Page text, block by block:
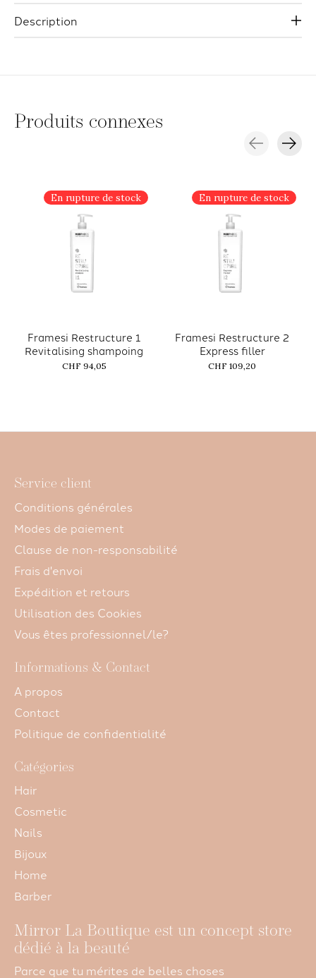
Description
Produits connexes
En rupture de stock
Framesi Restructure 1
Revitalising shampoing
CHF 94,05
En rupture de stock
Framesi Restructure 2
Express filler
CHF 109,20
Service client
Conditions générales
Modes de paiement
Clause de non-responsabilité
Frais d'envoi
Expédition et retours
Utilisation des Cookies
Vous êtes professionnel/le?
Informations & Contact
A propos
Contact
Politique de confidentialité
Catégories
Hair
Cosmetic
Nails
Bijoux
Home
Barber
Mirror La Boutique est un concept store
dédié à la beauté
Parce que tu mérites de belles choses